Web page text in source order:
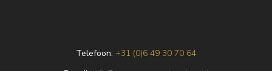
Telefoon: +31 (0)6 49 30 70 64